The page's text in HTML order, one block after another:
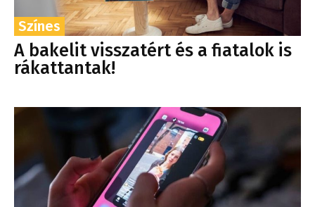
Színes
A bakelit visszatért és a fiatalok is
rákattantak!